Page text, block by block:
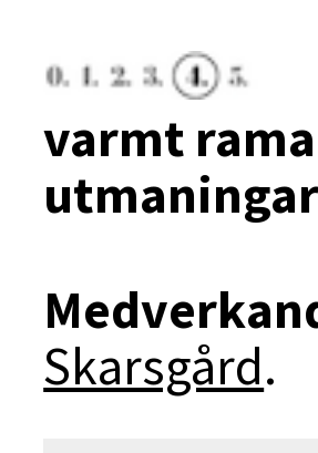
varmt
Skarsgård.